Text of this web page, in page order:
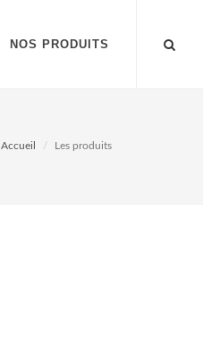
NOS PRODUITS
Accueil Les produits